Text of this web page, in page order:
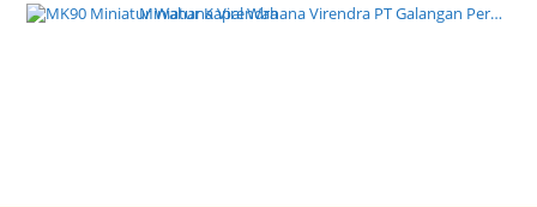
Miniatur Kapal Wahana Virendra PT Galangan Perkasa Pratama